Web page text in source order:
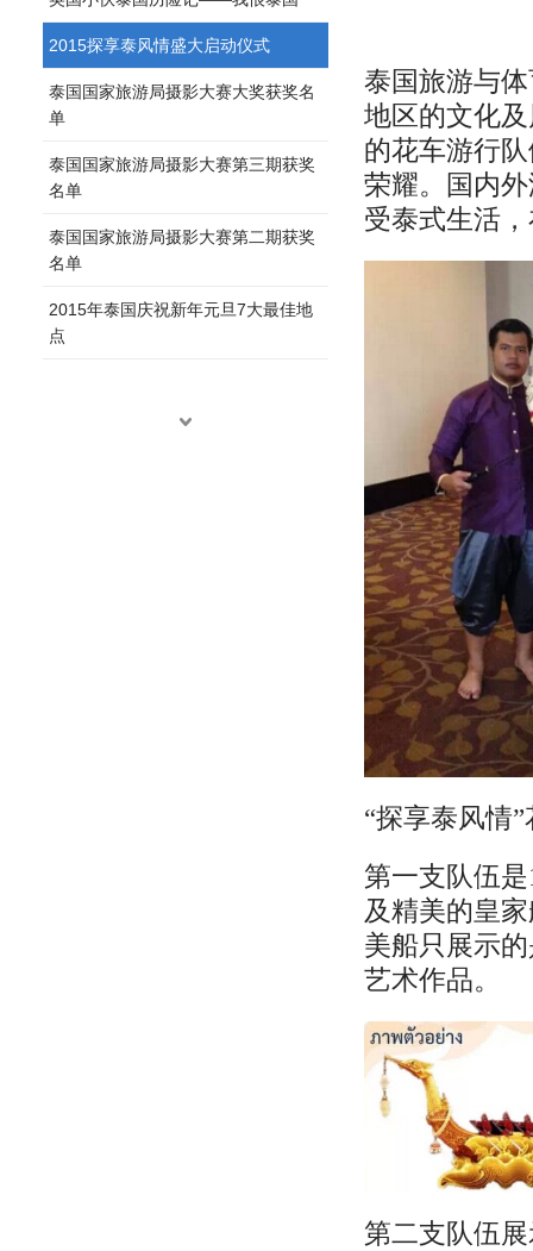
2015探享泰风情盛大启动仪式
泰国国家旅游局摄影大赛大奖获奖名
单
泰国国家旅游局摄影大赛第三期获奖
名单
泰国国家旅游局摄影大赛第二期获奖
名单
2015年泰国庆祝新年元旦7大最佳地
点
泰国旅游与
地区的文化
的花车游行
荣耀。国内
受泰式生活
“探享泰风情
第一支队伍
及精美的皇
美船只展示
艺术作品。
第二支队伍